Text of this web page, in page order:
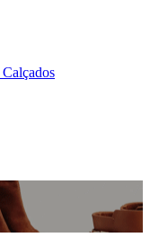
Calçados